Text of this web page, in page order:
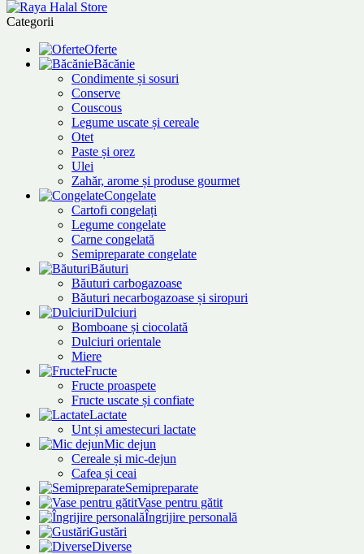
Categorii
Oferte
Băcănie
Condimente și sosuri
Conserve
Couscous
Legume uscate și cereale
Otet
Paste și orez
Ulei
Zahăr, arome și produse gourmet
Congelate
Cartofi congelați
Legume congelate
Carne congelată
Semipreparate congelate
Băuturi
Băuturi carbogazoase
Băuturi necarbogazoase și siropuri
Dulciuri
Bomboane și ciocolată
Dulciuri orientale
Miere
Fructe
Fructe proaspete
Fructe uscate și confiate
Lactate
Unt și amestecuri lactate
Mic dejun
Cereale și mic-dejun
Cafea și ceai
Semipreparate
Vase pentru gătit
Îngrijire personală
Gustări
Diverse